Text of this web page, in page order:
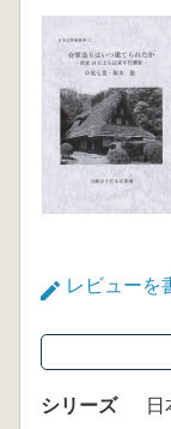
レビューを
シリーズ